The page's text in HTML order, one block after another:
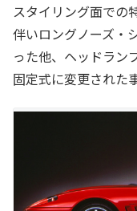
スタイリング面での
伴いロングノーズ・
った他、ヘッドラン
固定式に変更された